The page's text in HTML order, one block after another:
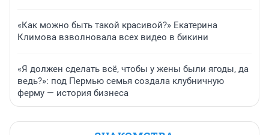
«Как можно быть такой красивой?» Екатерина
Климова взволновала всех видео в бикини
«Я должен сделать всё, чтобы у жены были ягоды, да
ведь?»: под Пермью семья создала клубничную
ферму — история бизнеса